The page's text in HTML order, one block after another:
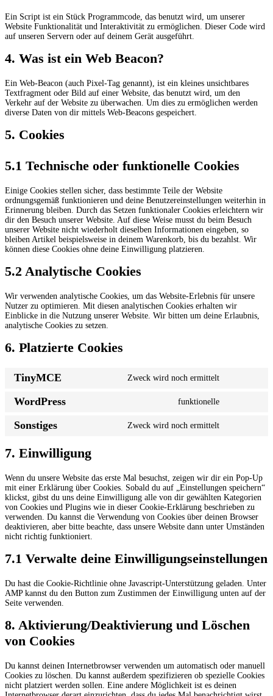
Ein Script ist ein Stück Programmcode, das benutzt wird, um unserer
Website Funktionalität und Interaktivität zu ermöglichen. Dieser Code wird
auf unseren Servern oder auf deinem Gerät ausgeführt.
4. Was ist ein Web Beacon?
Ein Web-Beacon (auch Pixel-Tag genannt), ist ein kleines unsichtbares
Textfragment oder Bild auf einer Website, das benutzt wird, um den
Verkehr auf der Website zu überwachen. Um dies zu ermöglichen werden
diverse Daten von dir mittels Web-Beacons gespeichert.
5. Cookies
5.1 Technische oder funktionelle Cookies
Einige Cookies stellen sicher, dass bestimmte Teile der Website
ordnungsgemäß funktionieren und deine Benutzereinstellungen weiterhin in
Erinnerung bleiben. Durch das Setzen funktionaler Cookies erleichtern wir
dir den Besuch unserer Website. Auf diese Weise musst du beim Besuch
unserer Website nicht wiederholt dieselben Informationen eingeben, so
bleiben Artikel beispielsweise in deinem Warenkorb, bis du bezahlst. Wir
können diese Cookies ohne deine Einwilligung platzieren.
5.2 Analytische Cookies
Wir verwenden analytische Cookies, um das Website-Erlebnis für unsere
Nutzer zu optimieren. Mit diesen analytischen Cookies erhalten wir
Einblicke in die Nutzung unserer Website. Wir bitten um deine Erlaubnis,
analytische Cookies zu setzen.
6. Platzierte Cookies
TinyMCE Zweck wird noch ermittelt
WordPress funktionelle
Sonstiges Zweck wird noch ermittelt
7. Einwilligung
Wenn du unsere Website das erste Mal besuchst, zeigen wir dir ein Pop-Up
mit einer Erklärung über Cookies. Sobald du auf „Einstellungen speichern“
klickst, gibst du uns deine Einwilligung alle von dir gewählten Kategorien
von Cookies und Plugins wie in dieser Cookie-Erklärung beschrieben zu
verwenden. Du kannst die Verwendung von Cookies über deinen Browser
deaktivieren, aber bitte beachte, dass unsere Website dann unter Umständen
nicht richtig funktioniert.
7.1 Verwalte deine Einwilligungseinstellungen
Du hast die Cookie-Richtlinie ohne Javascript-Unterstützung geladen. Unter
AMP kannst du den Button zum Zustimmen der Einwilligung unten auf der
Seite verwenden.
8. Aktivierung/Deaktivierung und Löschen
von Cookies
Du kannst deinen Internetbrowser verwenden um automatisch oder manuell
Cookies zu löschen. Du kannst außerdem spezifizieren ob spezielle Cookies
nicht platziert werden sollen. Eine andere Möglichkeit ist es deinen